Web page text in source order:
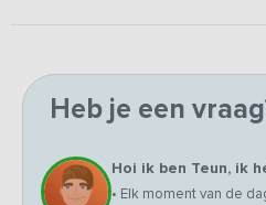
Heb je een
Hoi ik ben Teun, ik
• Elk moment van de